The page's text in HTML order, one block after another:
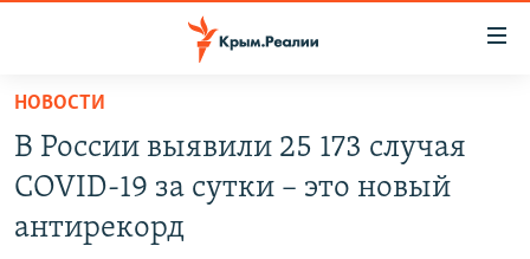
Вернуться
основному
содержанию
НОВОСТИ
В России выявили 25 173 случая
COVID-19 за сутки – это новый
антирекорд